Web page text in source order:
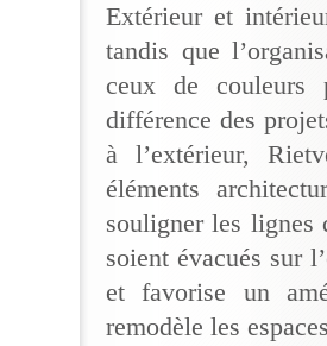
Extérieur et
tandis que
ceux de couleurs
différence des
à l’extérieur,
éléments
souligner les lignes
soient évacués sur
et favorise un
remodèle les